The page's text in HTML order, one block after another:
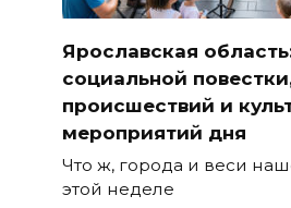
Ярославская
социальной
происшествий и
мероприятий дня
Что ж, города и веси
этой неделе